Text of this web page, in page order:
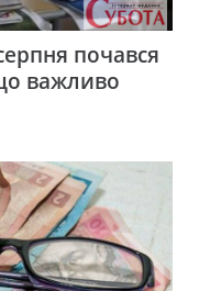
почався
важливо